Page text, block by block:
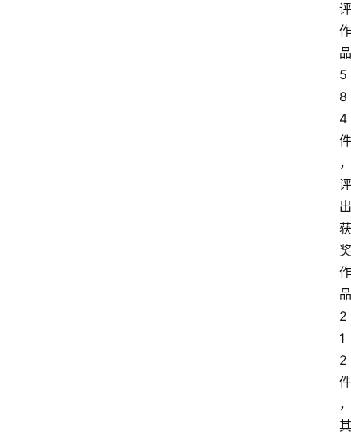
评
作
品
5
8
4
件
，
评
出
获
奖
作
品
2
1
2
件
，
其